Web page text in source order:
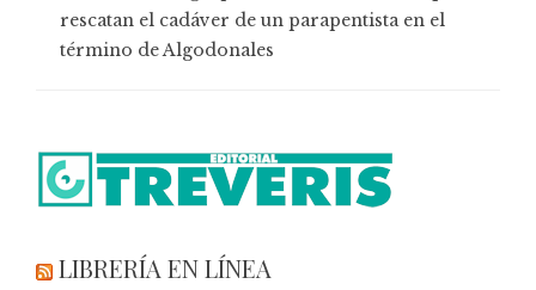
rescatan el cadáver de un parapentista en el
término de Algodonales
LIBRERÍA EN LÍNEA